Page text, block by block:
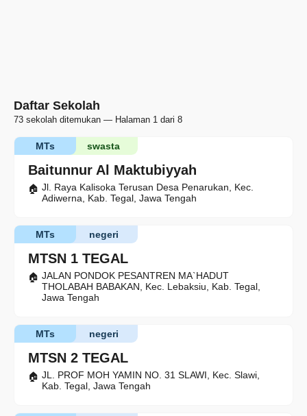
Daftar Sekolah
73 sekolah ditemukan — Halaman 1 dari 8
Baitunnur Al Maktubiyyah
swasta
MTs
Jl. Raya Kalisoka Terusan Desa Penarukan, Kec.
Adiwerna, Kab. Tegal, Jawa Tengah
MTSN 1 TEGAL
negeri
MTs
JALAN PONDOK PESANTREN MA`HADUT
THOLABAH BABAKAN, Kec. Lebaksiu, Kab. Tegal,
Jawa Tengah
MTSN 2 TEGAL
negeri
MTs
JL. PROF MOH YAMIN NO. 31 SLAWI, Kec. Slawi,
Kab. Tegal, Jawa Tengah